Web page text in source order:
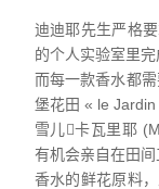
迪迪耶先生严格
的个人实验室里完
而每一款香水都
堡花田 « le
雪儿卡瓦里耶
有机会亲自在田
香水的鲜花原料